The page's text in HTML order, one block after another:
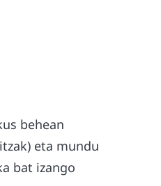
behean
eta mundu
bat izango